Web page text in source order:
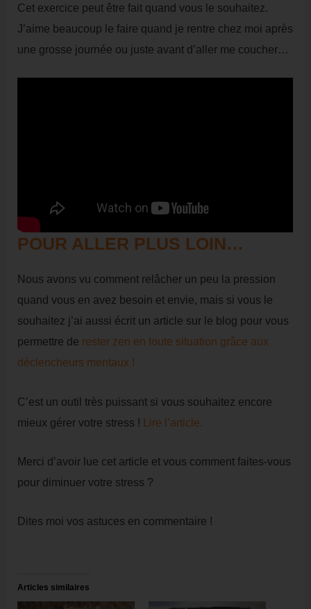
Cet exercice peut être fait quand vous le souhaitez.
J’aime beaucoup le faire quand je rentre chez moi après
une grosse journée ou juste avant d’aller me coucher…
POUR ALLER PLUS LOIN…
Nous avons vu comment relâcher un peu la pression
quand vous en avez besoin et envie, mais si vous le
souhaitez j’ai aussi écrit un article sur le blog pour vous
permettre de rester zen en toute situation grâce aux
déclencheurs mentaux !
C’est un outil très puissant si vous souhaitez encore
mieux gérer votre stress ! Lire l’article.
Merci d’avoir lue cet article et vous comment faites-vous
pour diminuer votre stress ?
Dites moi vos astuces en commentaire !
Articles similaires